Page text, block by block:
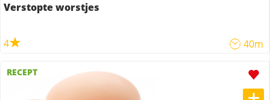
Verstopte worstjes
4 40m
RECEPT